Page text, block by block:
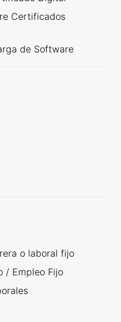
Certificados
de Software
o laboral fijo
/ Empleo Fijo